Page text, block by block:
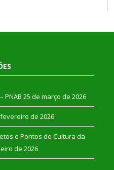
PNAB 25 de março de 2026
de 2026
e Pontos de Cultura da
de 2026